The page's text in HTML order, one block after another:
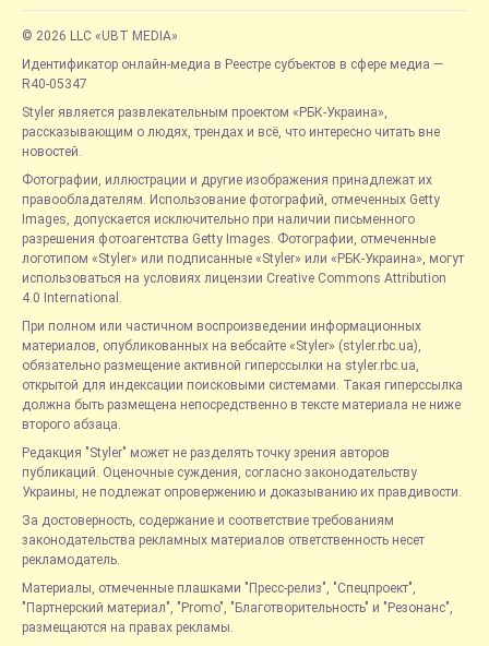
© 2026 LLC «UBT MEDIA»
Идентификатор онлайн-медиа в Реестре субъектов в сфере медиа —
R40-05347
Styler является развлекательным проектом «РБК-Украина»,
рассказывающим о людях, трендах и всё, что интересно читать вне
новостей.
Фотографии, иллюстрации и другие изображения принадлежат их
правообладателям. Использование фотографий, отмеченных Getty
Images, допускается исключительно при наличии письменного
разрешения фотоагентства Getty Images. Фотографии, отмеченные
логотипом «Styler» или подписанные «Styler» или «РБК-Украина», могут
использоваться на условиях лицензии Creative Commons Attribution
4.0 International.
При полном или частичном воспроизведении информационных
материалов, опубликованных на вебсайте «Styler» (styler.rbc.ua),
обязательно размещение активной гиперссылки на styler.rbc.ua,
открытой для индексации поисковыми системами. Такая гиперссылка
должна быть размещена непосредственно в тексте материала не ниже
второго абзаца.
Редакция "Styler" может не разделять точку зрения авторов
публикаций. Оценочные суждения, согласно законодательству
Украины, не подлежат опровержению и доказыванию их правдивости.
За достоверность, содержание и соответствие требованиям
законодательства рекламных материалов ответственность несет
рекламодатель.
Материалы, отмеченные плашками "Пресс-релиз", "Спецпроект",
"Партнерский материал", "Promo", "Благотворительность" и "Резонанс",
размещаются на правах рекламы.